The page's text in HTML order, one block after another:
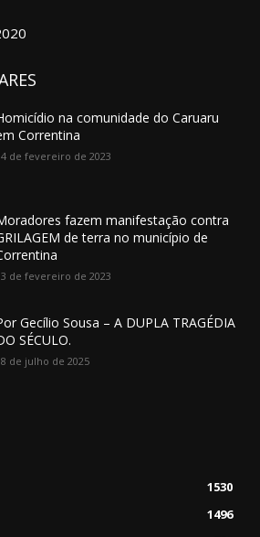
na comunidade do Caruaru
Correntina
de fevereiro de 2023
fazem manifestação contra
de terra no município de
de fevereiro de 2023
Gecílio Sousa – A DUPLA TRAGÉDIA
SÉCULO.
de julho de 2025
1530
1496